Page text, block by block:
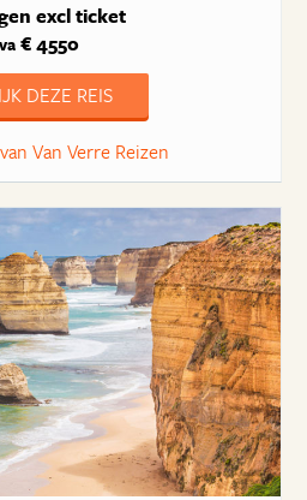
excl ticket
va€ 4550
DEZE REIS
Van Verre Reizen